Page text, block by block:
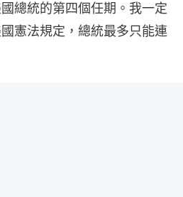
總統的第四個任期。我一定
憲法規定，總統最多只能連